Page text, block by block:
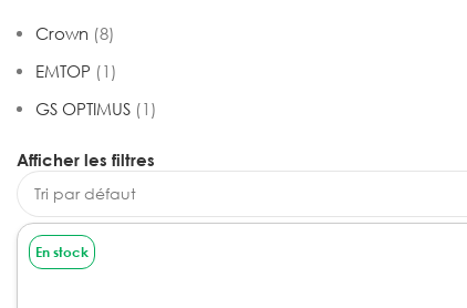
Crown (8)
EMTOP (1)
GS OPTIMUS (1)
Afficher les filtres
En stock